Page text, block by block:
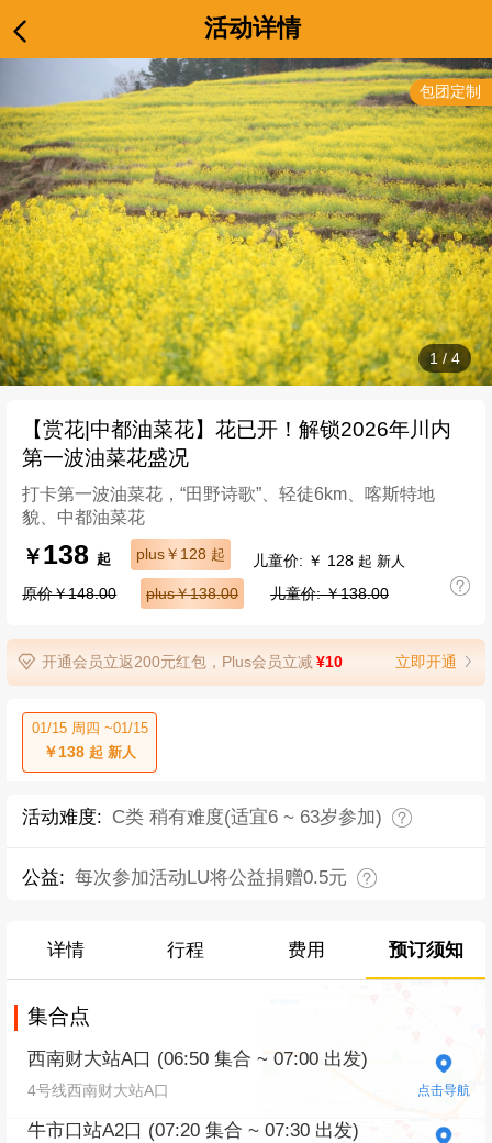
活动详情
1 / 4
【赏花|中都油菜花】花已开！解锁2026年川内
第一波油菜花盛况
打卡第一波油菜花，“田野诗歌”、轻徒6km、喀斯特地
貌、中都油菜花
￥138起 plus￥128 起 儿童价: ￥ 128 起 新人
原价￥148.00 plus￥138.00 儿童价: ￥138.00
开通会员立返200元红包，Plus会员立减¥10 立即开通
01/15 周四 ~01/15
￥138起 新人
包团定制
活动难度: C类 稍有难度(适宜6 ~ 63岁参加)
公益: 每次参加活动LU将公益捐赠0.5元
详情 行程 费用 预订须知
集合点
西南财大站A口 (06:50 集合 ~ 07:00 出发)
4号线西南财大站A口 点击导航
牛市口站A2口 (07:20 集合 ~ 07:30 出发)